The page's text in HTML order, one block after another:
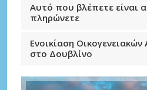
Αυτό που βλέπετε είναι
πληρώνετε
Ενοικίαση
στο Δουβλίνο